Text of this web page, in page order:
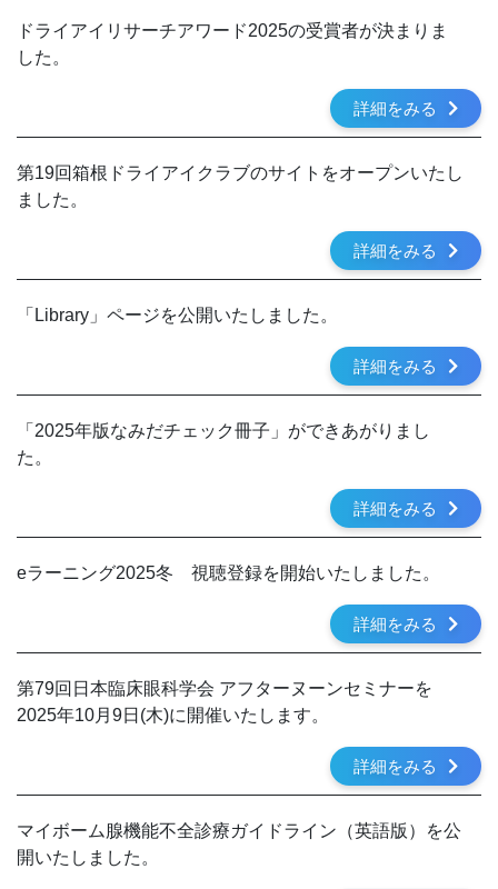
ドライアイリサーチアワード2025の受賞者が決まりま
した。
詳細をみる
第19回箱根ドライアイクラブのサイトをオープンいたし
ました。
詳細をみる
「Library」ページを公開いたしました。
詳細をみる
「2025年版なみだチェック冊子」ができあがりまし
た。
詳細をみる
eラーニング2025冬 視聴登録を開始いたしました。
詳細をみる
第79回日本臨床眼科学会 アフターヌーンセミナーを
2025年10月9日(木)に開催いたします。
詳細をみる
マイボーム腺機能不全診療ガイドライン（英語版）を公
開いたしました。